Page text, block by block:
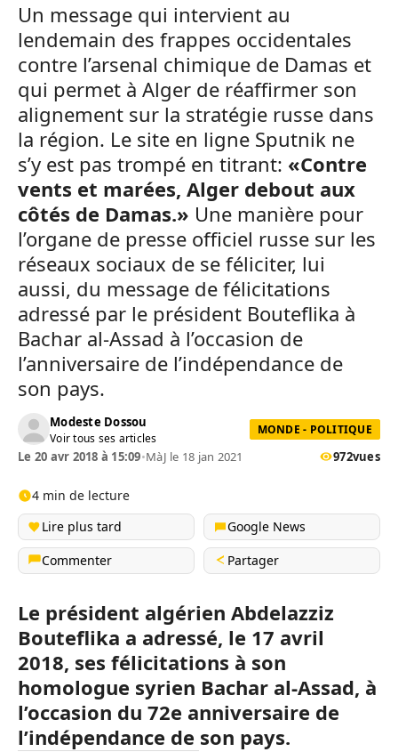
Un message qui intervient au
lendemain des frappes occidentales
contre l’arsenal chimique de Damas et
qui permet à Alger de réaffirmer son
alignement sur la stratégie russe dans
la région. Le site en ligne Sputnik ne
s’y est pas trompé en titrant: «Contre
vents et marées, Alger debout aux
côtés de Damas.» Une manière pour
l’organe de presse officiel russe sur les
réseaux sociaux de se féliciter, lui
aussi, du message de félicitations
adressé par le président Bouteflika à
Bachar al-Assad à l’occasion de
l’anniversaire de l’indépendance de
son pays.
Modeste Dossou
Voir tous ses articles
MONDE - POLITIQUE
Le 20 avr 2018 à 15:09•MàJ le 18 jan 2021 972vues
4 min de lecture
Lire plus tard
Google News
Commenter
Partager
Le président algérien Abdelazziz
Bouteflika a adressé, le 17 avril
2018, ses félicitations à son
homologue syrien Bachar al-Assad, à
l’occasion du 72e anniversaire de
l’indépendance de son pays.